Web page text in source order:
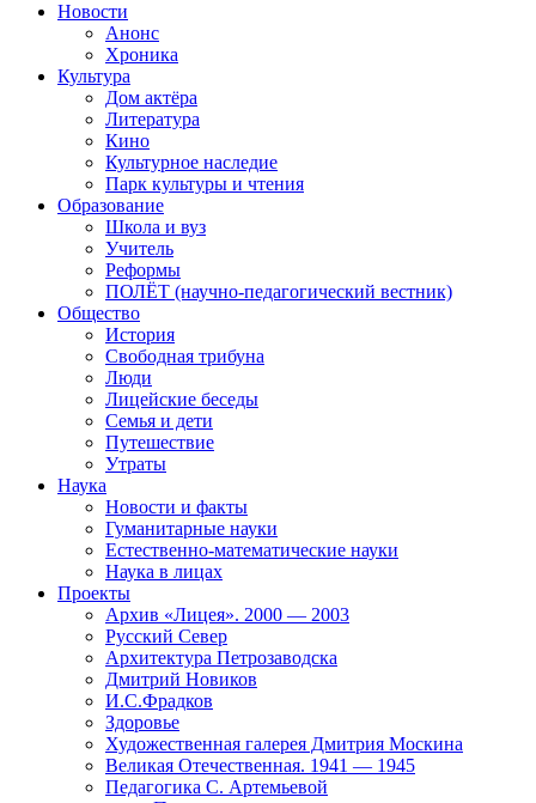
Новости
Анонс
Хроника
Культура
Дом актёра
Литература
Кино
Культурное наследие
Парк культуры и чтения
Образование
Школа и вуз
Учитель
Реформы
ПОЛЁТ (научно-педагогический вестник)
Общество
История
Свободная трибуна
Люди
Лицейские беседы
Семья и дети
Путешествие
Утраты
Наука
Новости и факты
Гуманитарные науки
Естественно-математические науки
Наука в лицах
Проекты
Архив «Лицея». 2000 — 2003
Русский Север
Архитектура Петрозаводска
Дмитрий Новиков
И.С.Фрадков
Здоровье
Художественная галерея Дмитрия Москина
Великая Отечественная. 1941 — 1945
Педагогика С. Артемьевой